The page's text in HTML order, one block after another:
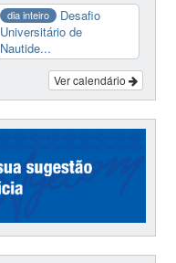
dia inteiro
Desafio
Universitário de
Nautide...
Ver calendário